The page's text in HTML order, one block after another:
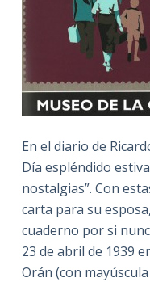
En el diario de
Día espléndido
nostalgias”. Con
carta para su
cuaderno por si
23 de abril de 1939
Orán (con